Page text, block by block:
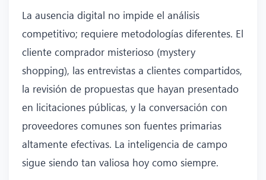
La ausencia digital no impide el análisis
competitivo; requiere metodologías diferentes. El
cliente comprador misterioso (mystery
shopping), las entrevistas a clientes compartidos,
la revisión de propuestas que hayan presentado
en licitaciones públicas, y la conversación con
proveedores comunes son fuentes primarias
altamente efectivas. La inteligencia de campo
sigue siendo tan valiosa hoy como siempre.